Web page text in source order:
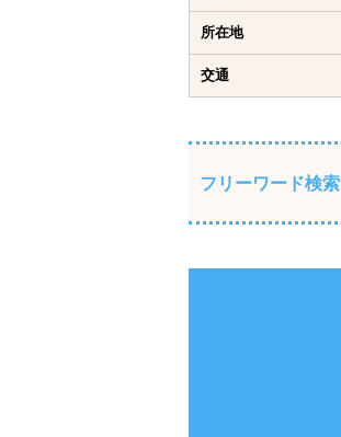
所在地
交通
フリーワード検索